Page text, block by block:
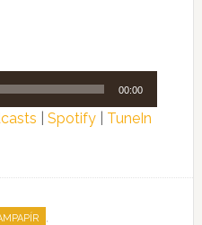
00:00
Spotify| TuneIn
,